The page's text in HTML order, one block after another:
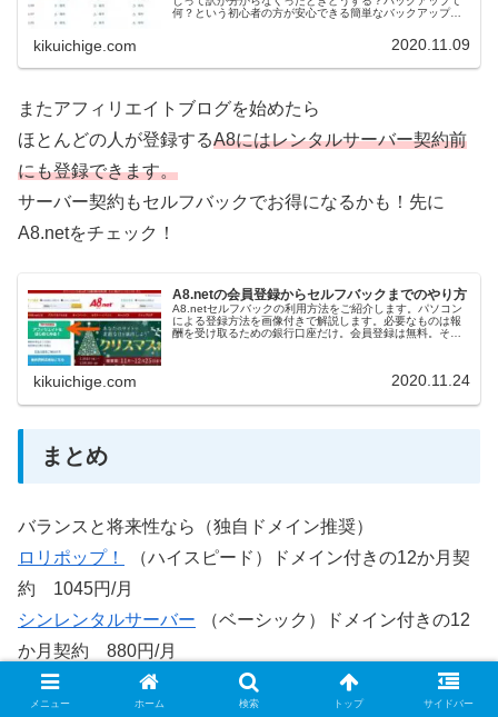
何？という初心者の方が安心できる簡単なバックアップ方
kikuichige.com 2020.11.09
またアフィリエイトブログを始めたら
ほとんどの人が登録するA8にはレンタルサーバー契約前
にも登録できます。
サーバー契約もセルフバックでお得になるかも！先に
A8.netをチェック！
A8.netの会員登録からセルフバックまでのやり方
A8.netセルフバックの利用方法をご紹介します。パソコン
による登録方法を画像付きで解説します。必要なものは報
酬を受け取るための銀行口座だけ。会員登録は無料。その
kikuichige.com 2020.11.24
まとめ
バランスと将来性なら（独自ドメイン推奨）
ロリポップ！
（ハイスピード）ドメイン付きの12か月契
約 1045円/月
シンレンタルサーバー
（ベーシック）ドメイン付きの12
か月契約 880円/月
とにかく値段が安いほうがいい場合は
メニュー ホーム 検索 トップ サイドバー